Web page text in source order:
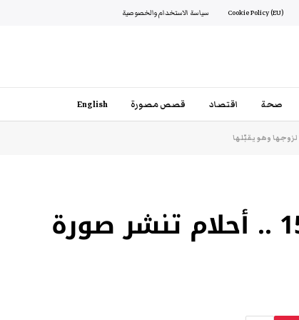
Cookie Policy (EU) سياسة الاستخدام والخصوصية
صحة اقتصاد قصص مصورة English
بمناسبة عيد زواجها الـ15 .. أحلام تنشر صورة